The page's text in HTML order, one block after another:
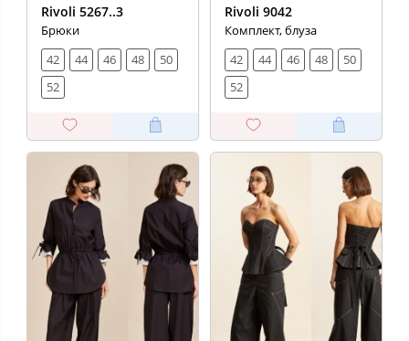
Rivoli 5267..3
Брюки
42
44 46 48
50
52
Rivoli 9042
Комплект, блуза
42
44 46 48
50
52